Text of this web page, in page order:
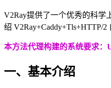
V2Ray提供了一个优秀的科学
绍 V2Ray+Caddy+Tls+HTTP/2
本方法代理构建的系统要求：
一、基本介绍